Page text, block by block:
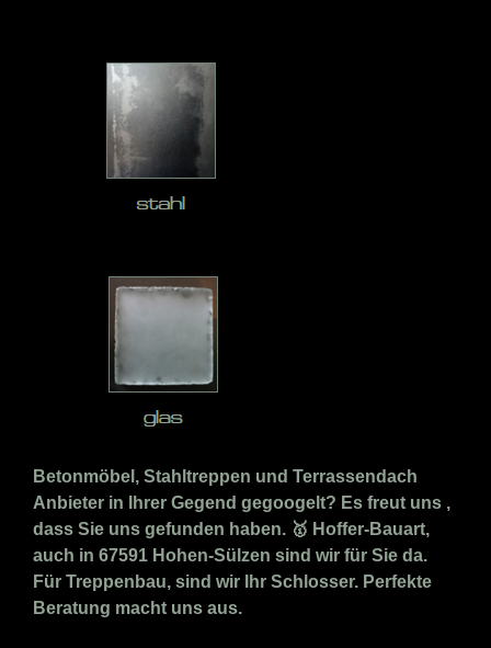
Betonmöbel, Stahltreppen und Terrassendach
Anbieter in Ihrer Gegend gegoogelt? Es freut uns ,
dass Sie uns gefunden haben. 🥇 Hoffer-Bauart,
auch in 67591 Hohen-Sülzen sind wir für Sie da.
Für Treppenbau, sind wir Ihr Schlosser. Perfekte
Beratung macht uns aus.